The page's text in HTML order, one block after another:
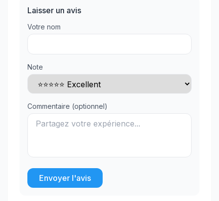
Laisser un avis
Votre nom
Note
Commentaire (optionnel)
Envoyer l'avis